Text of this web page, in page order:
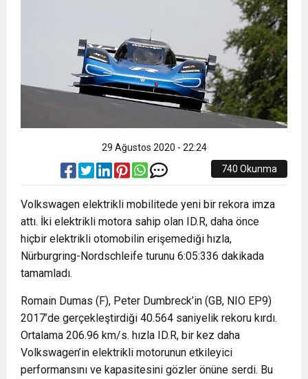
29 Ağustos 2020 - 22:24
740 Okunma
Volkswagen elektrikli mobilitede yeni bir rekora imza
attı. İki elektrikli motora sahip olan ID.R, daha önce
hiçbir elektrikli otomobilin erişemediği hızla,
Nürburgring-Nordschleife turunu 6:05:336 dakikada
tamamladı.
Romain Dumas (F), Peter Dumbreck’in (GB, NIO EP9)
2017’de gerçekleştirdiği 40.564 saniyelik rekoru kırdı.
Ortalama 206.96 km/s. hızla ID.R, bir kez daha
Volkswagen’in elektrikli motorunun etkileyici
performansını ve kapasitesini gözler önüne serdi. Bu